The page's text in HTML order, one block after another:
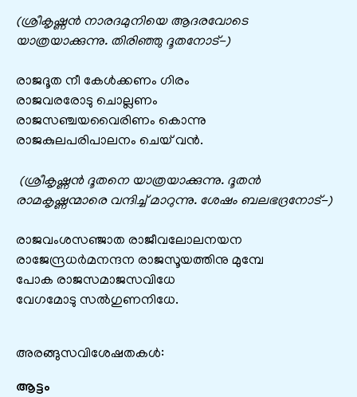
(ശ്രീകൃഷ്ണൻ നാരദമുനിയെ ആദരവോടെ
യാത്രയാക്കുന്നു. തിരിഞ്ഞു ദൂതനോട്-)
രാജദൂത നീ കേൾക്കണം ഗിരം
രാജവരരോടു ചൊല്ലണം
രാജസഞ്ചയവൈരിണം കൊന്നു
രാജകുലപരിപാലനം ചെയ് വൻ.
(ശ്രീകൃഷ്ണൻ ദൂതനെ യാത്രയാക്കുന്നു. ദൂതൻ
രാമകൃഷ്ണന്മാരെ വന്ദിച്ച് മാറുന്നു. ശേഷം ബലഭദ്രനോട്-)
രാജവംശസഞ്ജാത രാജീവലോലനയന
രാജേന്ദ്രധർമനന്ദന രാജസൂയത്തിനു മുമ്പേ
പോക രാജസമാജസവിധേ
വേഗമോടു സൽഗുണനിധേ.
അരങ്ങുസവിശേഷതകൾ:
ആട്ടം